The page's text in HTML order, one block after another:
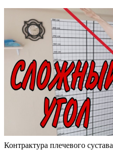
Контрактура плечевого